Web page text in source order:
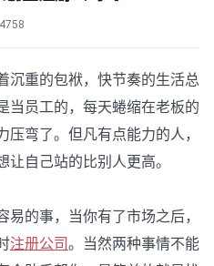
4758
重的包袱，快节奏的生活总
当员工的，每天蜷缩在老板的
弯了。但凡有点能力的人，
让自己站的比别人更高。
的事，当你有了市场之后，
注册公司。当然两种事情不能